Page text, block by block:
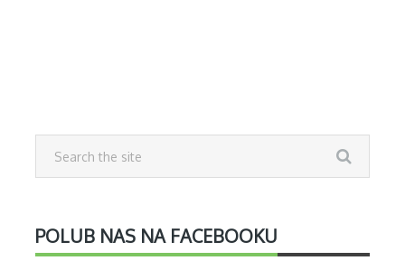
POLUB NAS NA FACEBOOKU